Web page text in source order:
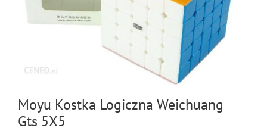
Moyu Kostka Logiczna Weichuang
Gts 5X5